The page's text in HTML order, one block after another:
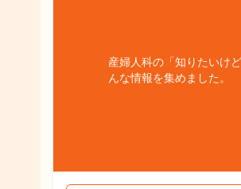
産婦人科の「知りたいけ
んな情報を集めました。